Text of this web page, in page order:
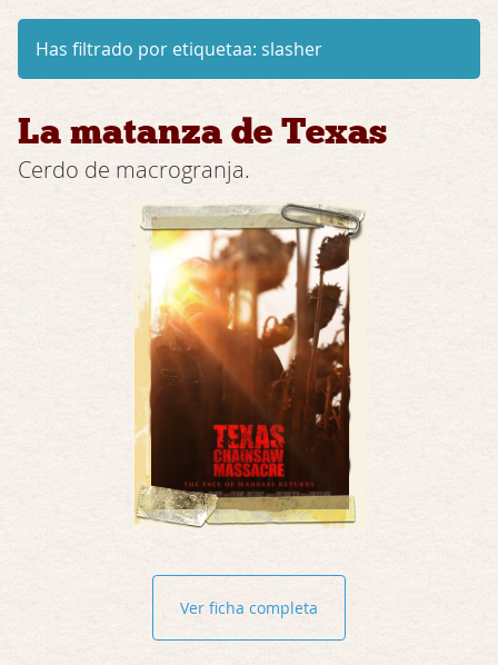
Has filtrado por etiquetaa: slasher
La matanza de Texas
Cerdo de macrogranja.
Ver ficha completa